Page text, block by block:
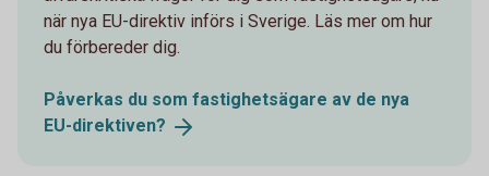
när nya EU-direktiv införs i Sverige. Läs mer om hur
du förbereder dig.
Påverkas du som fastighetsägare av de nya
EU-direktiven?